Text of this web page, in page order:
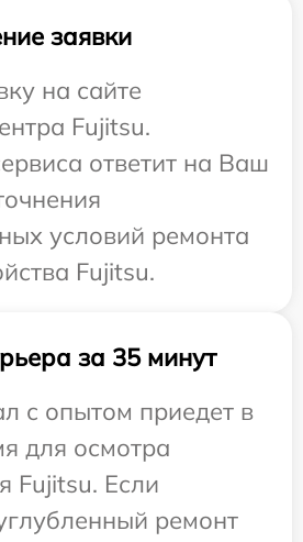
заявки
на сайте
Fujitsu.
ответит на Ваш
условий ремонта
Fujitsu.
за 35 минут
с опытом приедет в
для осмотра
Fujitsu. Если
ремонт